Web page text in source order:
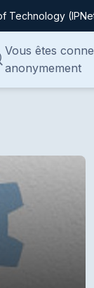
Technology
latéral
Vous êtes
anonymement